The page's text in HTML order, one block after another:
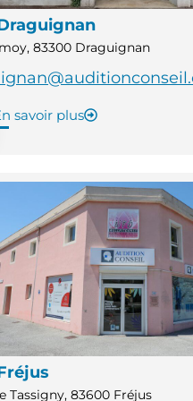
83300 Draguignan
savoir plus
Tassigny, 83600 Fréjus